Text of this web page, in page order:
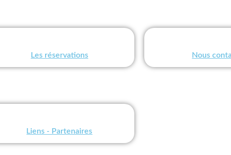
Les réservations Nous
Liens - Partenaires